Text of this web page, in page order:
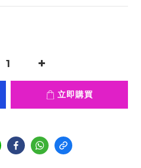
立即購買